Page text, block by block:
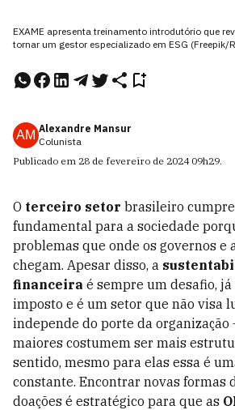
EXAME apresenta treinamento introdutório que
tornar um gestor especializado em ESG (Freepik/
AM Alexandre Mansur
Colunista
Publicado em 28 de fevereiro de 2024 09h29.
O terceiro setor brasileiro
fundamental para a sociedade
problemas que onde os governos e
chegam. Apesar disso, a
financeira é sempre um desafio,
imposto e é um setor que não visa
independe do porte da organização
maiores costumem ser mais
sentido, mesmo para elas essa é
constante. Encontrar novas formas
doações é estratégico para que as